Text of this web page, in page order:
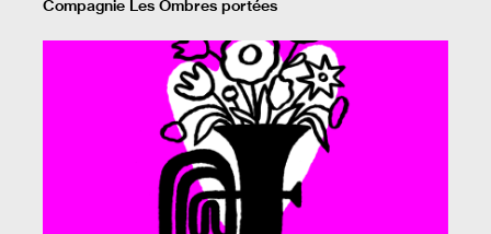
Compagnie Les Ombres portées